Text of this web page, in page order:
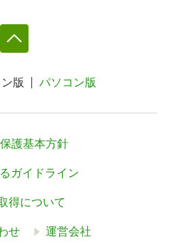
版 パソコン版
護基本方針
ガイドライン
得について
せ 運営会社